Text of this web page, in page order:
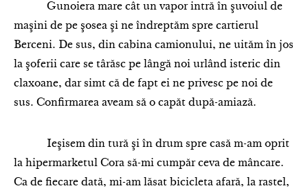
Gunoiera mare cât un vapor intră în şuvoiul de
maşini de pe şosea şi ne îndreptăm spre cartierul
Berceni. De sus, din cabina camionului, ne uităm în jos
la şoferii care se târăsc pe lângă noi urlând isteric din
claxoane, dar simt că de fapt ei ne privesc pe noi de
sus. Confirmarea aveam să o capăt după-amiază.
Ieşisem din tură şi în drum spre casă m-am oprit
la hipermarketul Cora să-mi cumpăr ceva de mâncare.
Ca de fiecare dată, mi-am lăsat bicicleta afară, la rastel,